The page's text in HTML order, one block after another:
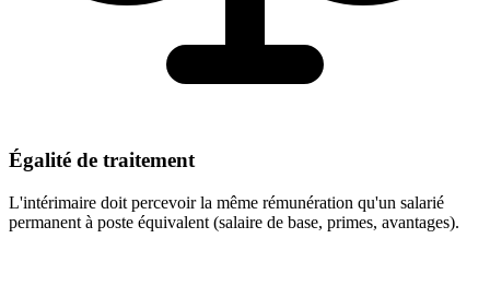
Égalité de traitement
L'intérimaire doit percevoir la même rémunération qu'un salarié
permanent à poste équivalent (salaire de base, primes, avantages).